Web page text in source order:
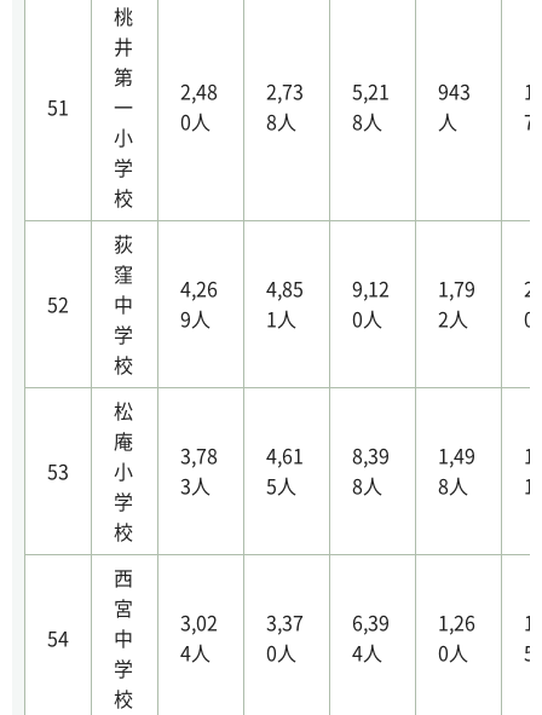
51
桃
井
第
一
小
学
校
2,48
0人
2,73
8人
5,21
8人
943
人
7
52
荻
窪
中
学
校
4,26
9人
4,85
1人
9,12
0人
1,79
2人
0
53
松
庵
小
学
校
3,78
3人
4,61
5人
8,39
8人
1,49
8人
1
54
西
宮
中
学
校
3,02
4人
3,37
0人
6,39
4人
1,26
0人
5